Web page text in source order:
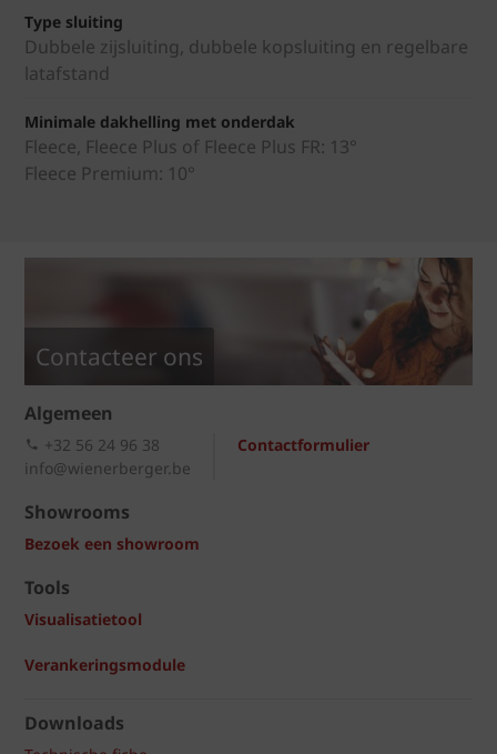
Type sluiting
Dubbele zijsluiting, dubbele kopsluiting en regelbare
latafstand
Minimale dakhelling met onderdak
Fleece, Fleece Plus of Fleece Plus FR: 13°
Fleece Premium: 10°
Contacteer ons
Algemeen
Contactformulier
+32 56 24 96 38
info@wienerberger.be
Showrooms
Bezoek een showroom
Tools
Visualisatietool
Verankeringsmodule
Downloads